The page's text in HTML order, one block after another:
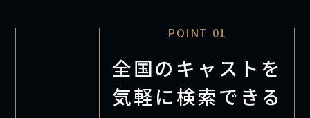
POINT 01
全国のキャストを
気軽に検索できる